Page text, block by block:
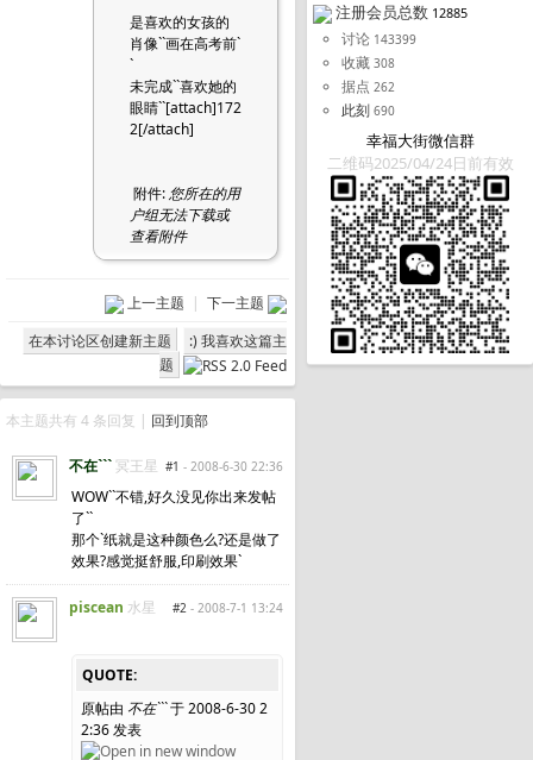
注册会员总数 12885
讨论 143399
收藏 308
据点 262
此刻 690
幸福大街微信群
二维码2025/04/24日前有效
是喜欢的女孩的
肖像``画在高考前`
`
未完成``喜欢她的
眼睛``[attach]172
2[/attach]
附件:您所在的用
户组无法下载或
查看附件
上一主题 | 下一主题
在本讨论区创建新主题
:) 我喜欢这篇主
题
本主题共有 4 条回复 | 回到顶部
#1 - 2008-6-30 22:36
不在```冥王星
WOW``不错,好久没见你出来发帖
了``
那个`纸就是这种颜色么?还是做了
效果?感觉挺舒服,印刷效果`
#2 - 2008-7-1 13:24
piscean 水星
QUOTE:
原帖由 不在```于 2008-6-30 2
2:36 发表